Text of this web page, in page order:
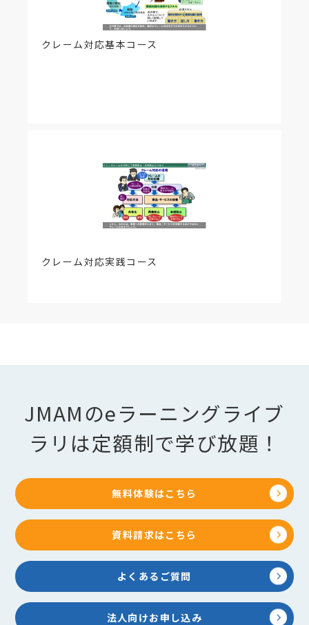
クレーム対応基本コース
クレーム対応実践コース
JMAMのeラーニングライブ
ラリは定額制で学び放題！
無料体験はこちら
資料請求はこちら
よくあるご質問
法人向けお申し込み